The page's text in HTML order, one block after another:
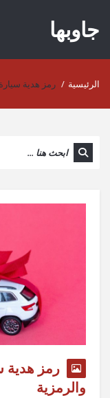
جاوبها
الرئيسية / رمز هدية
رمز هدية
والرمزية